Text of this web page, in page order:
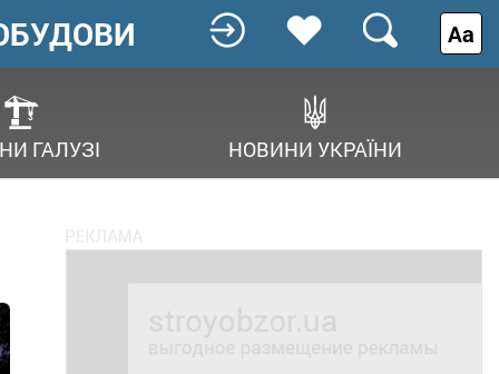
ГАЛУЗІ НОВИНИ УКРАЇНИ
Аа